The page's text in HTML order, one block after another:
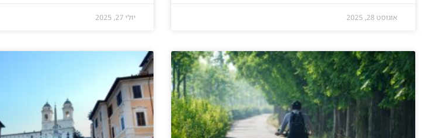
אוגוסט 28, 2025 יולי 27, 2025